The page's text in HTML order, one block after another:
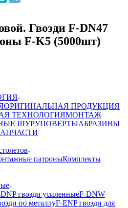
Гвозди F-DN47
F-K5 (5000шт)
ОРИГИНАЛЬНАЯ ПРОДУКЦИЯ
ТЕХНОЛОГИЯМОНТАЖ
ШУРУПОВЕРТЫАБРАЗИВЫ
патроныКомплекты
гвозди усиленныеF-DNW
по металлуF-ENP гвозди для